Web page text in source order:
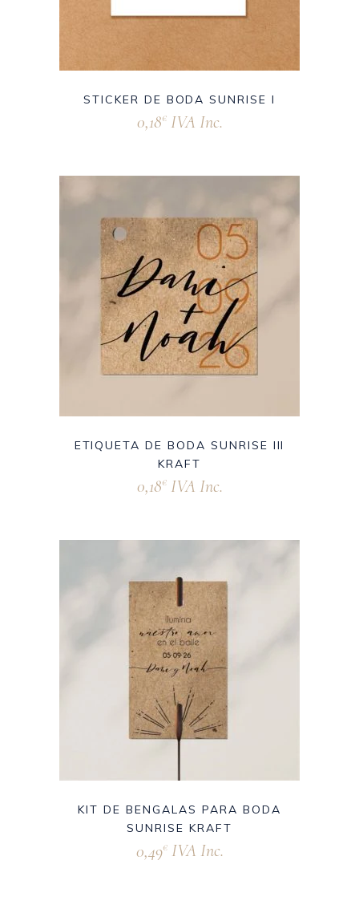
STICKER DE BODA SUNRISE I
0,18€ IVA Inc.
ETIQUETA DE BODA SUNRISE III
KRAFT
0,18€ IVA Inc.
KIT DE BENGALAS PARA BODA
SUNRISE KRAFT
0,49€ IVA Inc.